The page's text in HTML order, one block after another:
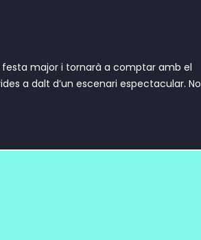
festa major i tornarà a comptar amb el
a dalt d’un escenari espectacular. No